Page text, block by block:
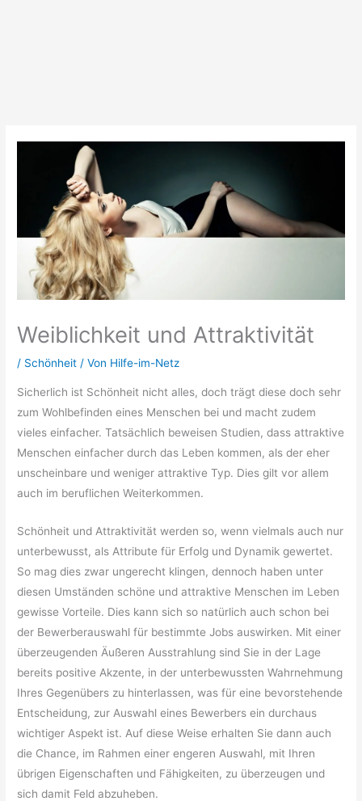
Weiblichkeit und Attraktivität
/ Schönheit / Von Hilfe-im-Netz
Sicherlich ist Schönheit nicht alles, doch trägt diese doch sehr
zum Wohlbefinden eines Menschen bei und macht zudem
vieles einfacher. Tatsächlich beweisen Studien, dass attraktive
Menschen einfacher durch das Leben kommen, als der eher
unscheinbare und weniger attraktive Typ. Dies gilt vor allem
auch im beruflichen Weiterkommen.
Schönheit und Attraktivität werden so, wenn vielmals auch nur
unterbewusst, als Attribute für Erfolg und Dynamik gewertet.
So mag dies zwar ungerecht klingen, dennoch haben unter
diesen Umständen schöne und attraktive Menschen im Leben
gewisse Vorteile. Dies kann sich so natürlich auch schon bei
der Bewerberauswahl für bestimmte Jobs auswirken. Mit einer
überzeugenden Äußeren Ausstrahlung sind Sie in der Lage
bereits positive Akzente, in der unterbewussten Wahrnehmung
Ihres Gegenübers zu hinterlassen, was für eine bevorstehende
Entscheidung, zur Auswahl eines Bewerbers ein durchaus
wichtiger Aspekt ist. Auf diese Weise erhalten Sie dann auch
die Chance, im Rahmen einer engeren Auswahl, mit Ihren
übrigen Eigenschaften und Fähigkeiten, zu überzeugen und
sich damit Feld abzuheben.